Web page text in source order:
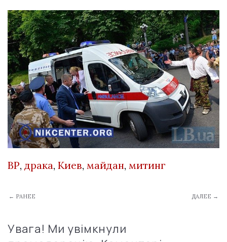
ВР, драка, Киев, майдан, митинг
← РАНЕЕ ДАЛЕЕ →
Увага! Ми увімкнули